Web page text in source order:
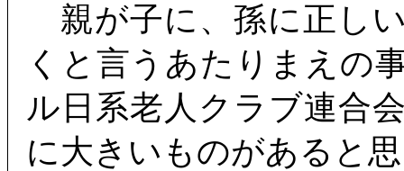
親が子に、孫に正し
くと言うあたりまえの
ル日系老人クラブ連合
に大きいものがあると